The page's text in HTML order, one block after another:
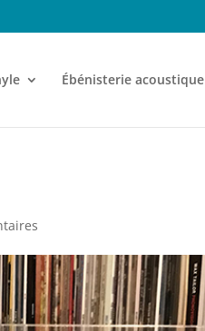
Ébénisterie acoustique